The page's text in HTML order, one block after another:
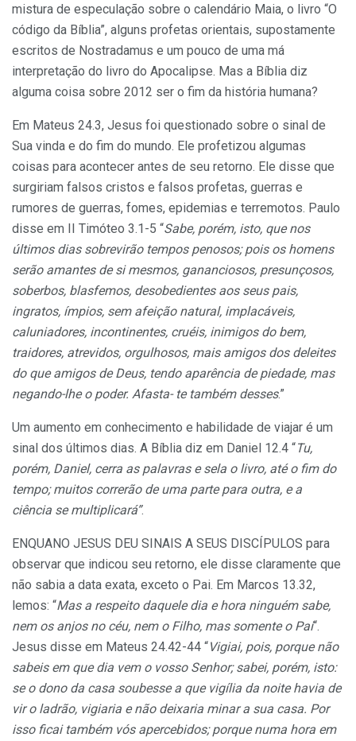
mistura de especulação sobre o calendário Maia, o livro “O
código da Bíblia”, alguns profetas orientais, supostamente
escritos de Nostradamus e um pouco de uma má
interpretação do livro do Apocalipse. Mas a Bíblia diz
alguma coisa sobre 2012 ser o fim da história humana?
Em Mateus 24.3, Jesus foi questionado sobre o sinal de
Sua vinda e do fim do mundo. Ele profetizou algumas
coisas para acontecer antes de seu retorno. Ele disse que
surgiriam falsos cristos e falsos profetas, guerras e
rumores de guerras, fomes, epidemias e terremotos. Paulo
disse em II Timóteo 3.1-5 “Sabe, porém, isto, que nos
últimos dias sobrevirão tempos penosos; pois os homens
serão amantes de si mesmos, gananciosos, presunçosos,
soberbos, blasfemos, desobedientes aos seus pais,
ingratos, ímpios, sem afeição natural, implacáveis,
caluniadores, incontinentes, cruéis, inimigos do bem,
traidores, atrevidos, orgulhosos, mais amigos dos deleites
do que amigos de Deus, tendo aparência de piedade, mas
negando-lhe o poder. Afasta- te também desses.”
Um aumento em conhecimento e habilidade de viajar é um
sinal dos últimos dias. A Bíblia diz em Daniel 12.4 “Tu,
porém, Daniel, cerra as palavras e sela o livro, até o fim do
tempo; muitos correrão de uma parte para outra, e a
ciência se multiplicará”.
ENQUANO JESUS DEU SINAIS A SEUS DISCÍPULOS para
observar que indicou seu retorno, ele disse claramente que
não sabia a data exata, exceto o Pai. Em Marcos 13.32,
lemos: “Mas a respeito daquele dia e hora ninguém sabe,
nem os anjos no céu, nem o Filho, mas somente o Pai“.
Jesus disse em Mateus 24.42-44 “Vigiai, pois, porque não
sabeis em que dia vem o vosso Senhor; sabei, porém, isto:
se o dono da casa soubesse a que vigília da noite havia de
vir o ladrão, vigiaria e não deixaria minar a sua casa. Por
isso ficai também vós apercebidos; porque numa hora em